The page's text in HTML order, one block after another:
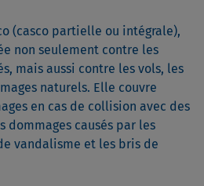
(casco partielle ou intégrale),
non seulement contre les
mais aussi contre les vols, les
naturels. Elle couvre
en cas de collision avec des
dommages causés par les
vandalisme et les bris de